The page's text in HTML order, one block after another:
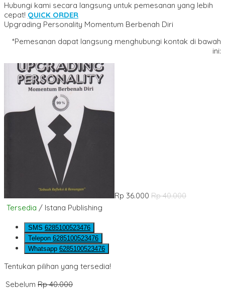
Hubungi kami secara langsung untuk pemesanan yang lebih
cepat! QUICK ORDER
Upgrading Personality Momentum Berbenah Diri
*Pemesanan dapat langsung menghubungi kontak di bawah
ini:
Rp 36.000 Rp 40.000
Tersedia / Istana Publishing
SMS 6285100523476
Telepon 6285100523476
Whatsapp 6285100523476
Tentukan pilihan yang tersedia!
Sebelum Rp 40.000